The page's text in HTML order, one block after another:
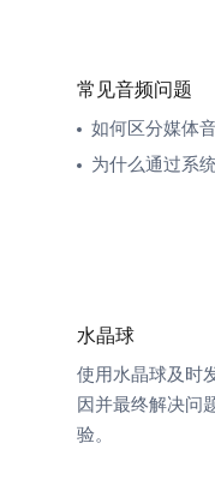
常见音频问题
如何区分媒体
为什么通过系统音
水晶球
使用水晶球及时
因并最终解决问
验。